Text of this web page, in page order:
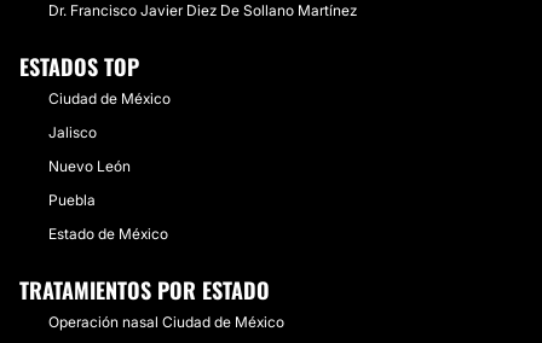
Dr. Francisco Javier Diez De Sollano Martínez
ESTADOS TOP
Ciudad de México
Jalisco
Nuevo León
Puebla
Estado de México
TRATAMIENTOS POR ESTADO
Operación nasal Ciudad de México